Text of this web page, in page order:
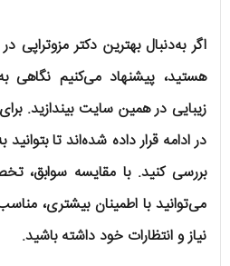
اگر به‌دنبال بهترین دکتر مزوتراپی
هستید، پیشنهاد می‌کنیم
زیبایی در همین سایت بیندازید.
در ادامه قرار داده شده‌اند تا
بررسی کنید. با مقایسه
می‌توانید با اطمینان بیشتری،
نیاز و انتظارات خود داشته باشید.